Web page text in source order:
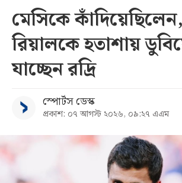
মেসিকে
রিয়ালকে হতাশায়
যাচ্ছেন রদ্রি
স্পোর্টস ডেস্ক
প্রকাশ: ০৭ আগস্ট ২০২৬, ০৯:২৭ এএম